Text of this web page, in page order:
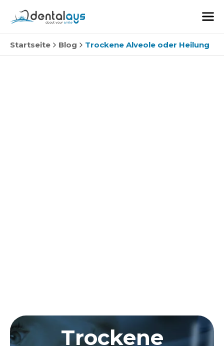
Startseite Blog Trockene Alveole oder Heilung
Trockene